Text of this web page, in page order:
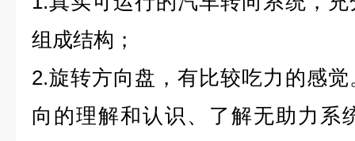
组成结构；
2.旋转方向盘，有比较吃力的感
向的理解和认识、了解无助力系